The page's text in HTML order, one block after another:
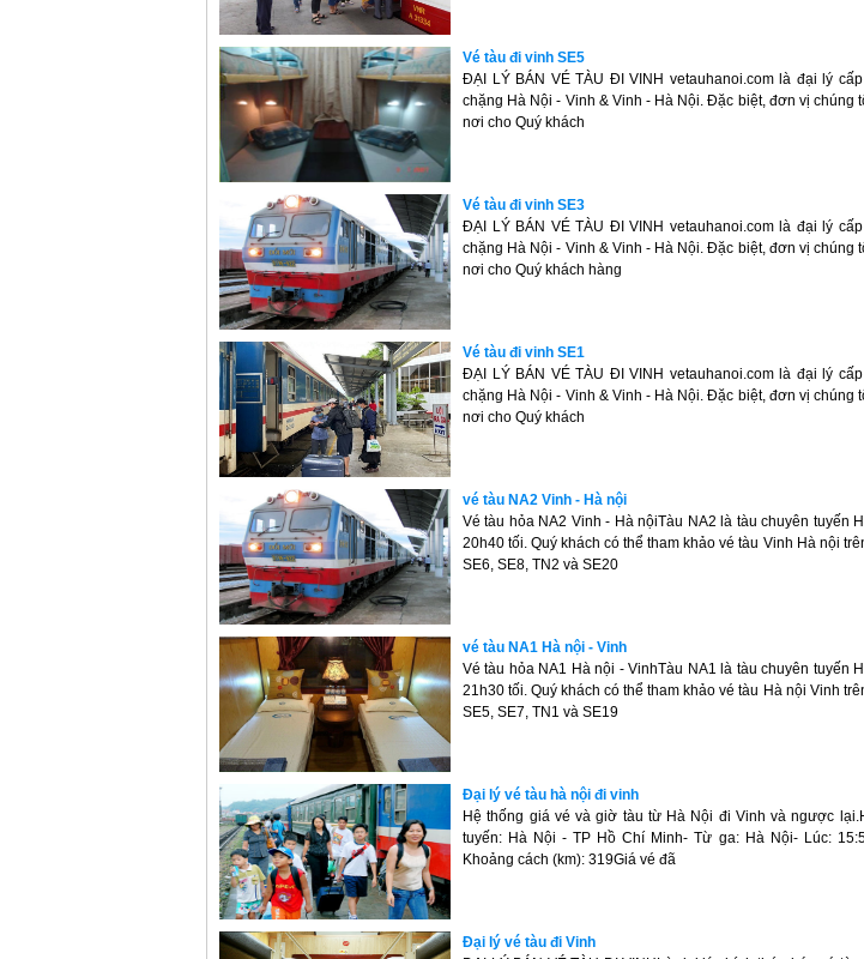
Vé tàu đi vinh SE5
ĐẠI LÝ BÁN VÉ TÀU ĐI VINH vetauhanoi.com là đại lý
chặng Hà Nội - Vinh & Vinh - Hà Nội. Đặc biệt, đơn vị chúng
nơi cho Quý khách
Vé tàu đi vinh SE3
ĐẠI LÝ BÁN VÉ TÀU ĐI VINH vetauhanoi.com là đại lý
chặng Hà Nội - Vinh & Vinh - Hà Nội. Đặc biệt, đơn vị chúng
nơi cho Quý khách hàng
Vé tàu đi vinh SE1
ĐẠI LÝ BÁN VÉ TÀU ĐI VINH vetauhanoi.com là đại lý
chặng Hà Nội - Vinh & Vinh - Hà Nội. Đặc biệt, đơn vị chúng
nơi cho Quý khách
vé tàu NA2 Vinh - Hà nội
Vé tàu hỏa NA2 Vinh - Hà nộiTàu NA2 là tàu chuyên tuyến
20h40 tối. Quý khách có thể tham khảo vé tàu Vinh Hà nội
SE6, SE8, TN2 và SE20
vé tàu NA1 Hà nội - Vinh
Vé tàu hỏa NA1 Hà nội - VinhTàu NA1 là tàu chuyên tuyến
21h30 tối. Quý khách có thể tham khảo vé tàu Hà nội Vinh
SE5, SE7, TN1 và SE19
Đại lý vé tàu hà nội đi vinh
Hệ thống giá vé và giờ tàu từ Hà Nội đi Vinh và ngược
tuyến: Hà Nội - TP Hồ Chí Minh- Từ ga: Hà Nội- Lúc:
Khoảng cách (km): 319Giá vé đã
Đại lý vé tàu đi Vinh